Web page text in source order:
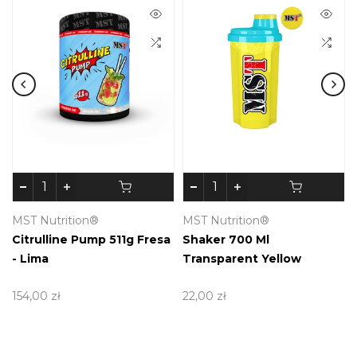
MST Nutrition®
Citrulline Pump 511g Fresa
- Lima
154,00 zł
MST Nutrition®
Shaker 700 Ml
Transparent Yellow
22,00 zł